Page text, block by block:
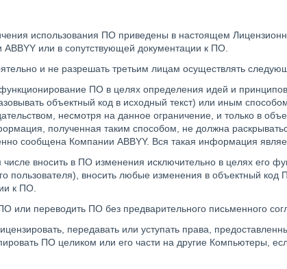
использования ПО приведены в настоящем
или в сопутствующей документации к ПО.
и не разрешать третьим лицам осуществлять
ПО в целях определения идей и
объектный код в исходный текст) или иным
несмотря на данное ограничение, и только в
полученная таким способом, не должна
сообщена Компании ABBYY. Вся такая информация
вносить в ПО изменения исключительно в целях его
пользователя), вносить любые изменения в объектный
к ПО.
или переводить ПО без предварительного письменного
передавать или уступать права,
ПО целиком или его части на другие Компьютеры,